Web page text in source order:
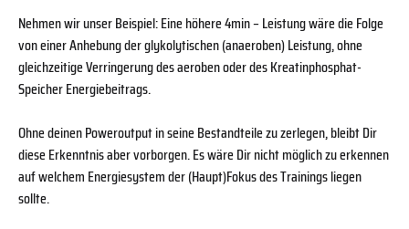
Nehmen wir unser Beispiel: Eine höhere 4min – Leistung wäre die Folge
von einer Anhebung der glykolytischen (anaeroben) Leistung, ohne
gleichzeitige Verringerung des aeroben oder des Kreatinphosphat-
Speicher Energiebeitrags.
Ohne deinen Poweroutput in seine Bestandteile zu zerlegen, bleibt Dir
diese Erkenntnis aber vorborgen. Es wäre Dir nicht möglich zu erkennen
auf welchem Energiesystem der (Haupt)Fokus des Trainings liegen
sollte.